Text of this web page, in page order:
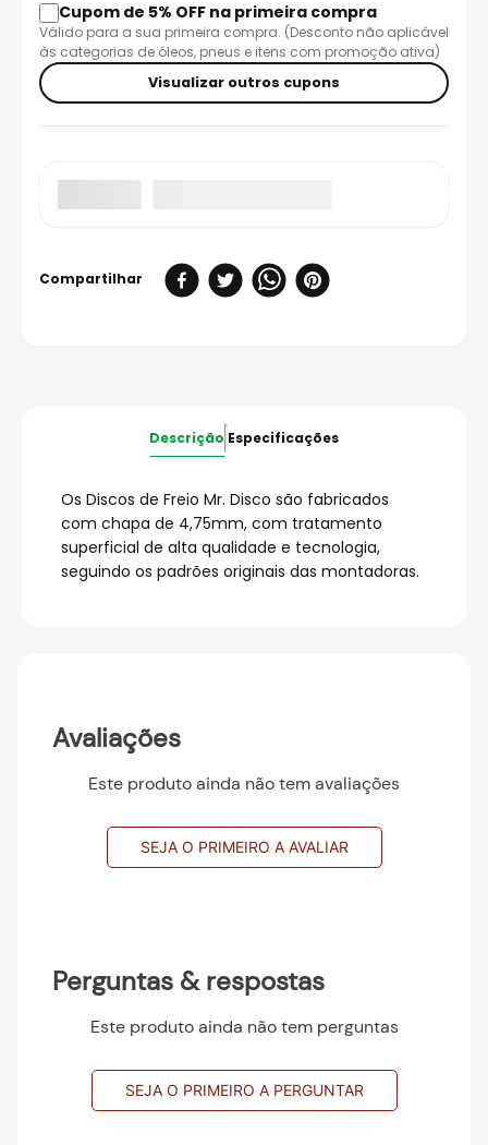
Cupom de 5% OFF na primeira compra
Válido para a sua primeira compra. (Desconto não aplicável
às categorias de óleos, pneus e itens com promoção ativa)
Visualizar outros cupons
Descrição Especificações
Os Discos de Freio Mr. Disco são fabricados
com chapa de 4,75mm, com tratamento
superficial de alta qualidade e tecnologia,
seguindo os padrões originais das montadoras.
Avaliações
Este produto ainda não tem avaliações
SEJA O PRIMEIRO A AVALIAR
Perguntas & respostas
Este produto ainda não tem perguntas
SEJA O PRIMEIRO A PERGUNTAR